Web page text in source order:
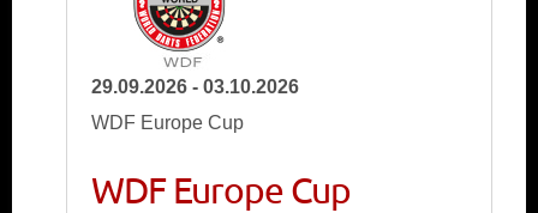
29.09.2026 - 03.10.2026
WDF Europe Cup
WDF Europe Cup